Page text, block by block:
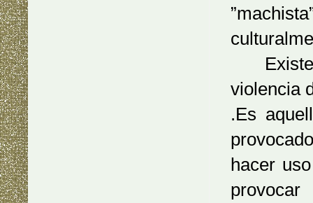
Existen
violencia
.Es
hacer